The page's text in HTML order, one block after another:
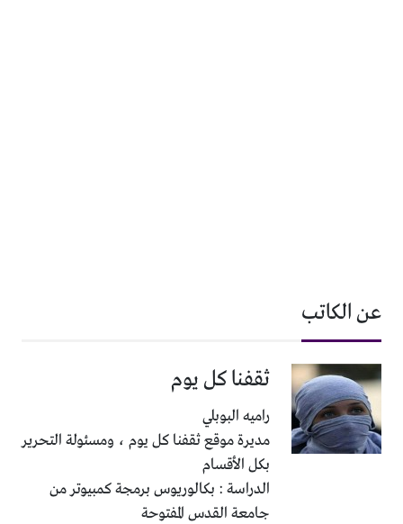
عن الكاتب
ثقفنا كل يوم
راميه البوبلي
مديرة موقع ثقفنا كل يوم ، ومسئولة التحرير
بكل الأقسام
الدراسة : بكالوريوس برمجة كمبيوتر من
جامعة القدس المفتوحة